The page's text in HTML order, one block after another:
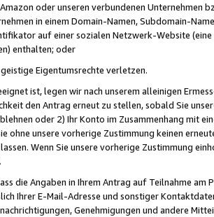
oder unseren verbundenen Unternehmen
in einem Domain-Namen, Subdomain-
auf einer sozialen Netzwerk-Website
enthalten; oder
Eigentumsrechte verletzen.
ist, legen wir nach unserem alleinigen
den Antrag erneut zu stellen, sobald Sie
oder 2) Ihr Konto im Zusammenhang mit
ohne unsere vorherige Zustimmung keinen
Wenn Sie unsere vorherige Zustimmung
die Angaben in Ihrem Antrag auf Teilnahme
Ihrer E-Mail-Adresse und sonstiger
Genehmigungen und andere